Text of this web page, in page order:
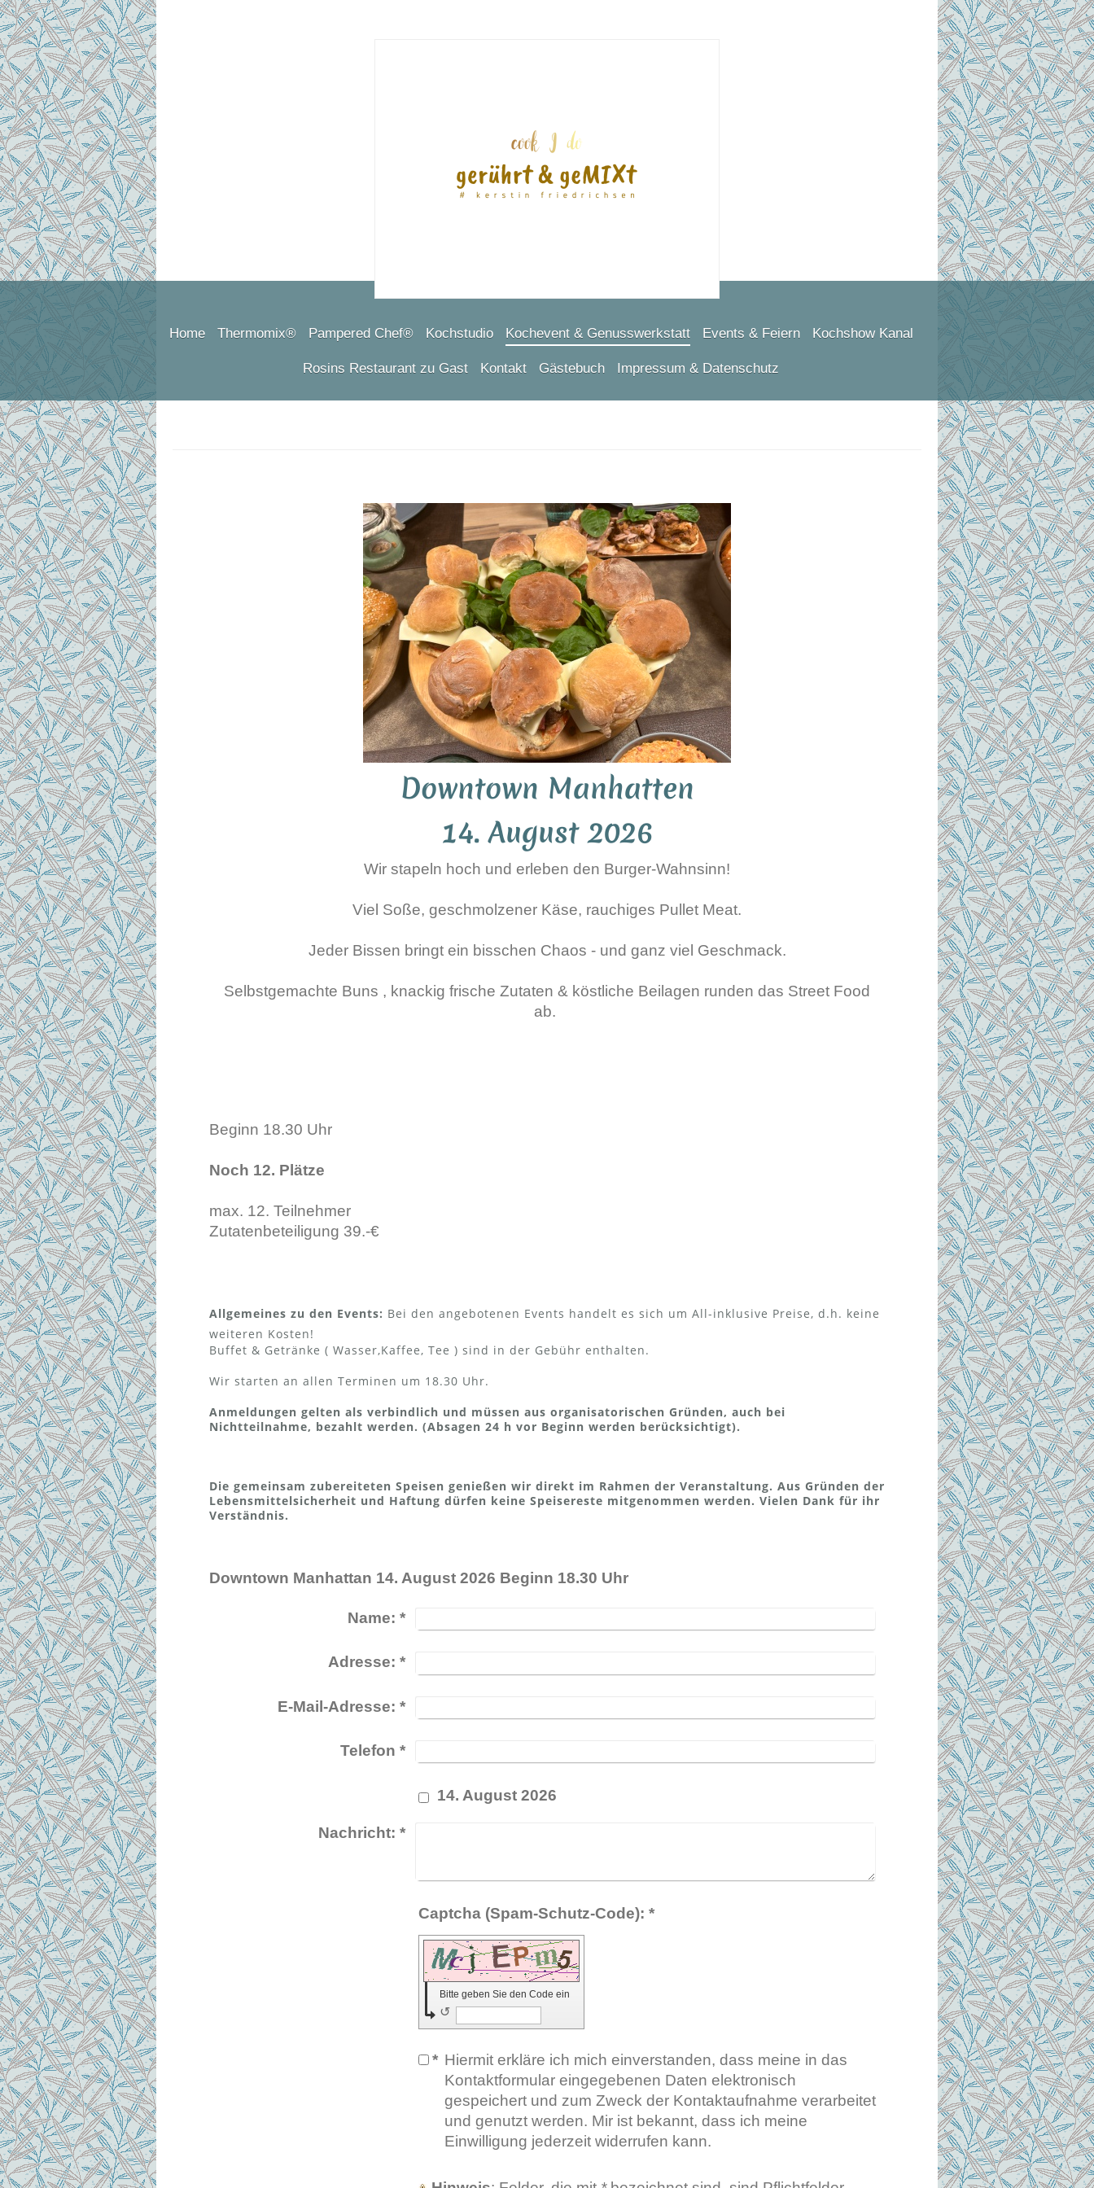
Home Thermomix® Pampered Chef® Kochstudio Kochevent & Genusswerkstatt Events & Feiern Kochshow Kanal
Rosins Restaurant zu Gast Kontakt Gästebuch Impressum & Datenschutz
Downtown Manhatten
14. August 2026
Wir stapeln hoch und erleben den Burger-Wahnsinn!
Viel Soße, geschmolzener Käse, rauchiges Pullet Meat.
Jeder Bissen bringt ein bisschen Chaos - und ganz viel Geschmack.
Selbstgemachte Buns , knackig frische Zutaten & köstliche Beilagen runden das Street Food
ab.
Beginn 18.30 Uhr
Noch 12. Plätze
max. 12. Teilnehmer
Zutatenbeteiligung 39.-€
Allgemeines zu den Events: Bei den angebotenen Events handelt es sich um All-inklusive Preise, d.h. keine
weiteren Kosten!
Buffet & Getränke ( Wasser,Kaffee, Tee ) sind in der Gebühr enthalten.
Wir starten an allen Terminen um 18.30 Uhr.
Anmeldungen gelten als verbindlich und müssen aus organisatorischen Gründen, auch bei
Nichtteilnahme, bezahlt werden. (Absagen 24 h vor Beginn werden berücksichtigt).
Die gemeinsam zubereiteten Speisen genießen wir direkt im Rahmen der Veranstaltung. Aus Gründen der
Lebensmittelsicherheit und Haftung dürfen keine Speisereste mitgenommen werden. Vielen Dank für ihr
Verständnis.
Downtown Manhattan 14. August 2026 Beginn 18.30 Uhr
Name: *
Adresse: *
E-Mail-Adresse: *
Telefon *
14. August 2026
Nachricht: *
Captcha (Spam-Schutz-Code): *
Bitte geben Sie den Code ein
↺
* Hiermit erkläre ich mich einverstanden, dass meine in das
Kontaktformular eingegebenen Daten elektronisch
gespeichert und zum Zweck der Kontaktaufnahme verarbeitet
und genutzt werden. Mir ist bekannt, dass ich meine
Einwilligung jederzeit widerrufen kann.